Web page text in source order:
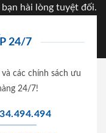
hài lòng tuyệt đối.
24/7
các chính sách ưu
24/7!